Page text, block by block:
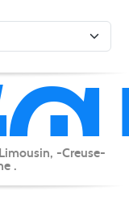
-Creuse-
.